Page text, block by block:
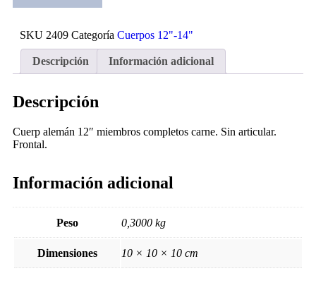
SKU 2409 Categoría Cuerpos 12"-14"
Descripción Información adicional
Descripción
Cuerp alemán 12″ miembros completos carne. Sin articular.
Frontal.
Información adicional
Peso 0,3000 kg
Dimensiones 10 × 10 × 10 cm